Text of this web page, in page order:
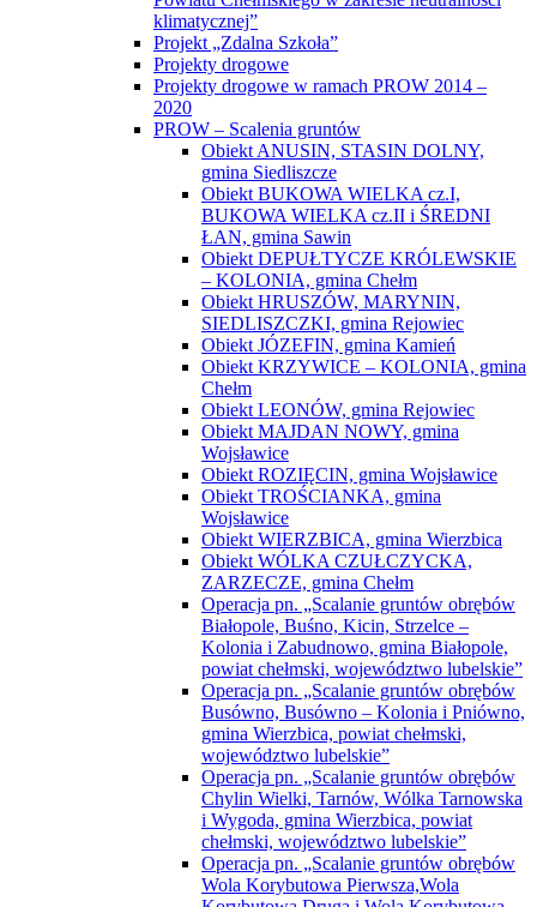
klimatycznej”
Projekt „Zdalna Szkoła”
Projekty drogowe
Projekty drogowe w ramach PROW 2014 –
2020
PROW – Scalenia gruntów
Obiekt ANUSIN, STASIN DOLNY,
gmina Siedliszcze
Obiekt BUKOWA WIELKA cz.I,
BUKOWA WIELKA cz.II i ŚREDNI
ŁAN, gmina Sawin
Obiekt DEPUŁTYCZE KRÓLEWSKIE
– KOLONIA, gmina Chełm
Obiekt HRUSZÓW, MARYNIN,
SIEDLISZCZKI, gmina Rejowiec
Obiekt JÓZEFIN, gmina Kamień
Obiekt KRZYWICE – KOLONIA, gmina
Chełm
Obiekt LEONÓW, gmina Rejowiec
Obiekt MAJDAN NOWY, gmina
Wojsławice
Obiekt ROZIĘCIN, gmina Wojsławice
Obiekt TROŚCIANKA, gmina
Wojsławice
Obiekt WIERZBICA, gmina Wierzbica
Obiekt WÓLKA CZUŁCZYCKA,
ZARZECZE, gmina Chełm
Operacja pn. „Scalanie gruntów obrębów
Białopole, Buśno, Kicin, Strzelce –
Kolonia i Zabudnowo, gmina Białopole,
powiat chełmski, województwo lubelskie”
Operacja pn. „Scalanie gruntów obrębów
Busówno, Busówno – Kolonia i Pniówno,
gmina Wierzbica, powiat chełmski,
województwo lubelskie”
Operacja pn. „Scalanie gruntów obrębów
Chylin Wielki, Tarnów, Wólka Tarnowska
i Wygoda, gmina Wierzbica, powiat
chełmski, województwo lubelskie”
Operacja pn. „Scalanie gruntów obrębów
Wola Korybutowa Pierwsza,Wola